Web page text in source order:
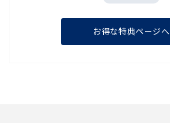
お得な特典ページへ